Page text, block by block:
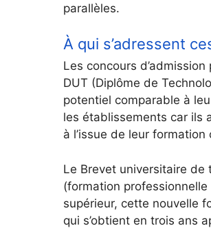
parallèles.
À qui s’adressent
Les concours
DUT (Diplôme de
potentiel comparable à
les établissements car ils
à l’issue de leur
Le Brevet universitaire de
(formation
supérieur, cette nouvelle
qui s’obtient en trois ans